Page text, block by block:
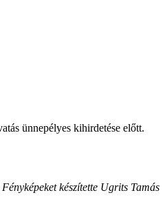
ünnepélyes kihirdetése előtt.
Fényképeket készítette Ugrits Tamás